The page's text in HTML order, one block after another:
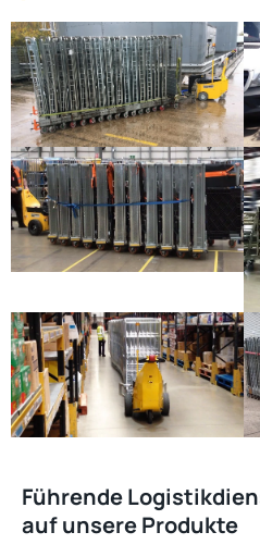
Führende
auf unsere Produkte